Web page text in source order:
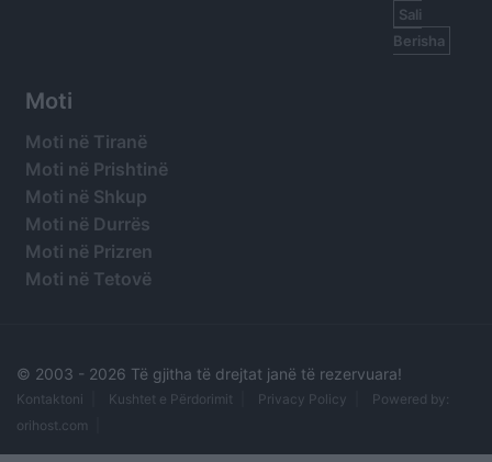
Sali
Berisha
Moti
Moti në Tiranë
Moti në Prishtinë
Moti në Shkup
Moti në Durrës
Moti në Prizren
Moti në Tetovë
© 2003 - 2026 Të gjitha të drejtat janë të rezervuara!
Kontaktoni Kushtet e Përdorimit Privacy Policy
Powered by:
orihost.com